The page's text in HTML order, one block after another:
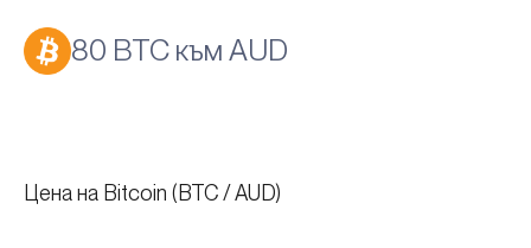
80 BTC към AUD
Цена на Bitcoin (BTC / AUD)